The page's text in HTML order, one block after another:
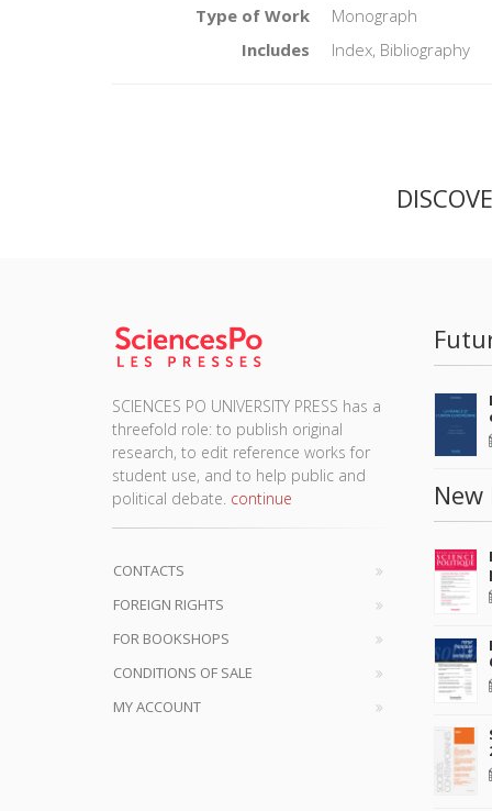
Type of Work
Monograph
Includes
Index, Bibliography
SCIENCES PO UNIVERSITY PRESS has a
threefold role: to publish original
research, to edit reference works for
student use, and to help public and
political debate. continue
CONTACTS
FOREIGN RIGHTS
FOR BOOKSHOPS
CONDITIONS OF SALE
MY ACCOUNT
New